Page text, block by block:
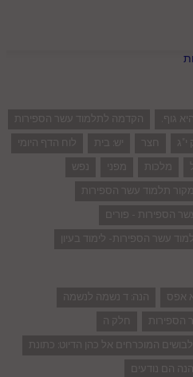
היא גוף.
הקדמה לתלמוד עשר הספירות
י"ג חצר יש: בית
לוח הדף היומי
מלכות מפני
נפש
תלמוד עשר הספירות
הספירות - פורים
עשר הספירות- לימוד בעיון
אפס
הנה: ד נשמה לנשמה
הספירות
חלק ה
המוכרחים אל כהן הדיוט: כתונת
הנה הם נודעים